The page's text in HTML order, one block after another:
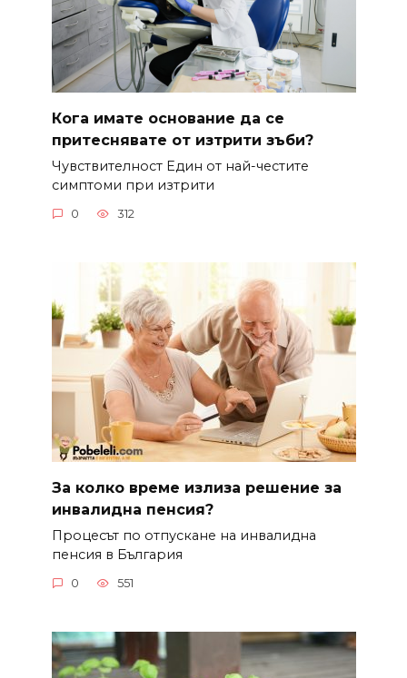
Кога имате основание да се
притеснявате от изтрити зъби?
Чувствителност Един от най-честите
симптоми при изтрити
0 312
За колко време излиза решение за
инвалидна пенсия?
Процесът по отпускане на инвалидна
пенсия в България
0 551